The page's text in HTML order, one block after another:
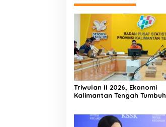
Triwulan II 2026, Ekonomi
Kalimantan Tengah Tumbuh